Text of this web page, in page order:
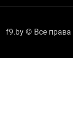
f9.by © Все